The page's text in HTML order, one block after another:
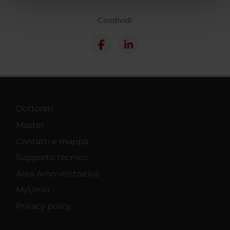
raccolto dal tuo utilizzo dei loro servizi.
Condividi
Dottorati
Master
Contatti e mappa
Supporto tecnico
Area Amministrativa
MyUnivr
Privacy policy